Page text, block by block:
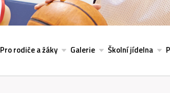
Pro rodiče a žáky Galerie Školní jídelna